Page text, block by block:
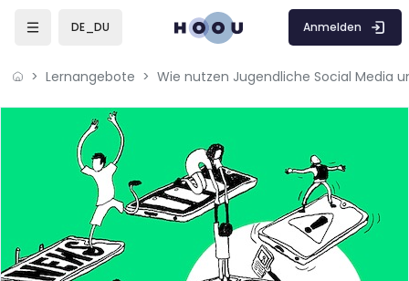
DE_DU Anmelden
Lernangebote